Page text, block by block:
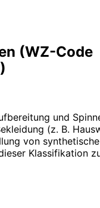
(WZ-Code
und
(z. B.
von
Klassifikation